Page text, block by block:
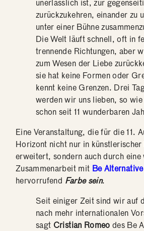
unerlässlich ist, zur
zurückzukehren, einander zu
unter einer Bühne
Die Welt läuft schnell, oft in
trennende Richtungen, aber
zum Wesen der Liebe
sie hat keine Formen oder
kennt keine Grenzen. Drei
werden wir uns lieben, so
schon seit 11 wunderbaren
Eine Veranstaltung, die für die 11.
Horizont nicht nur in künstlerischer
erweitert, sondern auch durch eine
Zusammenarbeit mit Be
hervorrufend Farbe sein.
Seit einiger Zeit sind wir auf
nach mehr internationalen
sagt Cristian Romeo des Be